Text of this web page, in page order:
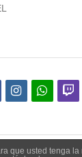
instagram
que usted tenga